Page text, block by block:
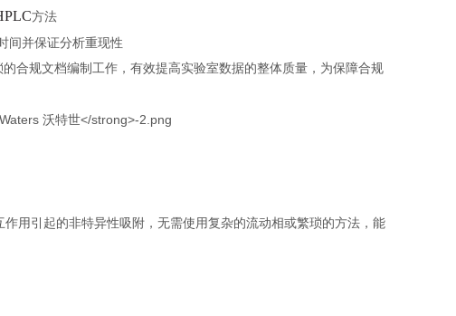
方法
间并保证分析重现性
合规文档编制工作，有效提高实验室数据的整体质量，为保障合规
用引起的非特异性吸附，无需使用复杂的流动相或繁琐的方法，能